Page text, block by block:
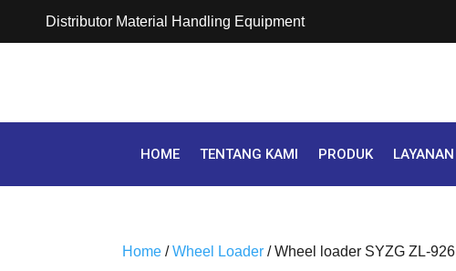
Distributor Material Handling Equipment
HOME TENTANG KAMI PRODUK LAYANAN
Home /Wheel Loader / Wheel loader SYZG ZL-926